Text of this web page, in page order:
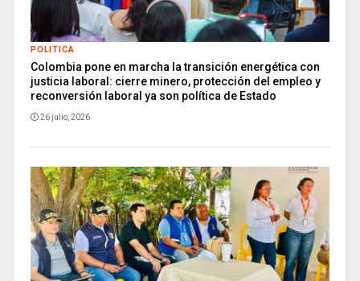
POLITICA
Colombia pone en marcha la transición energética con
justicia laboral: cierre minero, protección del empleo y
reconversión laboral ya son política de Estado
26 julio, 2026